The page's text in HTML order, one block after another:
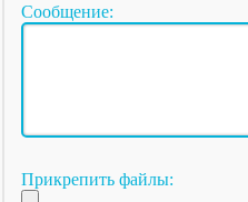
Сообщение:
Прикрепить файлы: